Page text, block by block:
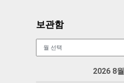
보관함
2026 8월